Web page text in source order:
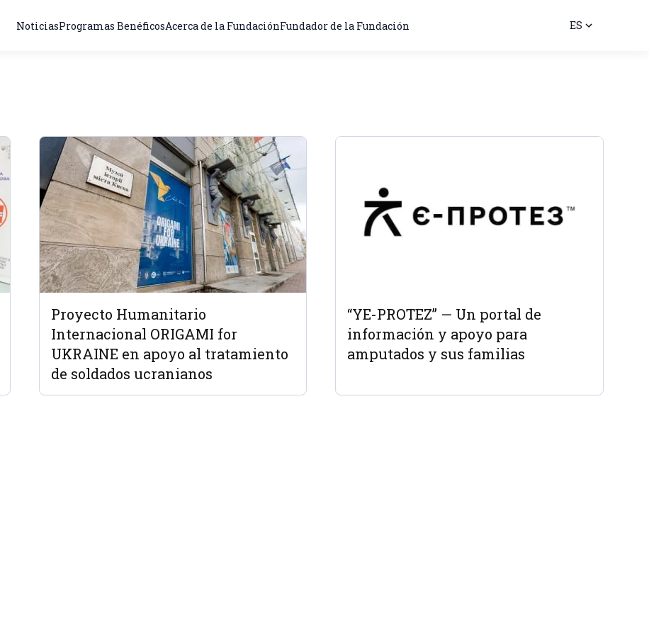
NoticiasProgramas BenéficosAcerca de la FundaciónFundador de la Fundación ES
Proyecto Humanitario
Internacional ORIGAMI for
UKRAINE en apoyo al tratamiento
de soldados ucranianos
“YE-PROTEZ” — Un portal de
información y apoyo para
amputados y sus familias